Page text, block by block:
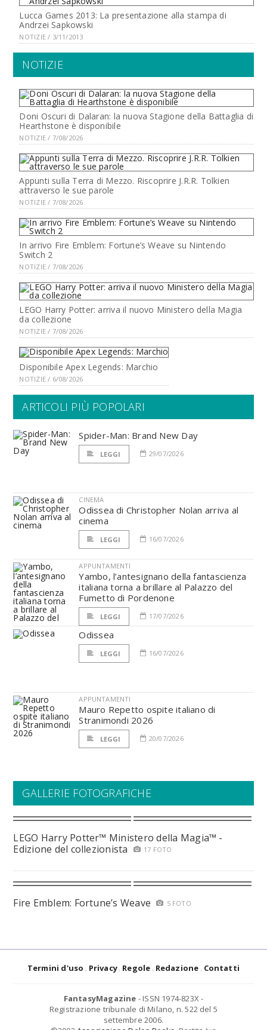
Lucca Games 2013: La presentazione alla stampa di
Andrzei Sapkowski
NOTIZIE / 3/11/2013
NOTIZIE
Doni Oscuri di Dalaran: la nuova Stagione della Battaglia di
Hearthstone è disponibile
NOTIZIE / 7/08/2026
Appunti sulla Terra di Mezzo. Riscoprire J.R.R. Tolkien
attraverso le sue parole
NOTIZIE / 7/08/2026
In arrivo Fire Emblem: Fortune’s Weave su Nintendo
Switch 2
NOTIZIE / 7/08/2026
LEGO Harry Potter: arriva il nuovo Ministero della Magia
da collezione
NOTIZIE / 7/08/2026
Disponibile Apex Legends: Marchio
NOTIZIE / 6/08/2026
ARTICOLI PIÙ POPOLARI
Spider-Man: Brand New Day
LEGGI 29/07/2026
CINEMA
Odissea di Christopher Nolan arriva al
cinema
LEGGI 16/07/2026
APPUNTAMENTI
Yambo, l’antesignano della fantascienza
italiana torna a brillare al Palazzo del
Fumetto di Pordenone
LEGGI 17/07/2026
Odissea
LEGGI 16/07/2026
APPUNTAMENTI
Mauro Repetto ospite italiano di
Stranimondi 2026
LEGGI 20/07/2026
GALLERIE FOTOGRAFICHE
LEGO Harry Potter™ Ministero della Magia™ -
Edizione del collezionista
17 FOTO
Fire Emblem: Fortune’s Weave 5 FOTO
Termini d'uso Privacy Regole Redazione Contatti
FantasyMagazine - ISSN 1974-823X -
Registrazione tribunale di Milano, n. 522 del 5
settembre 2006.